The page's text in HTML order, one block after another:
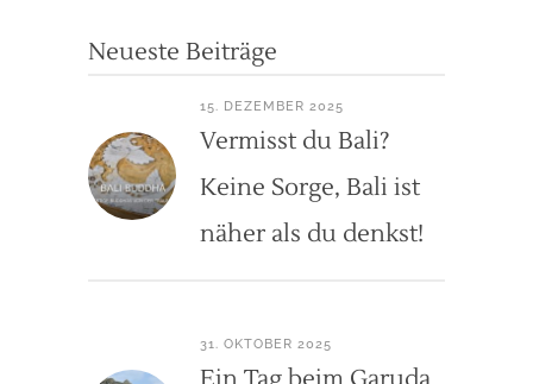
Neueste Beiträge
15. DEZEMBER 2025
Vermisst du Bali?
Keine Sorge, Bali ist
näher als du denkst!
31. OKTOBER 2025